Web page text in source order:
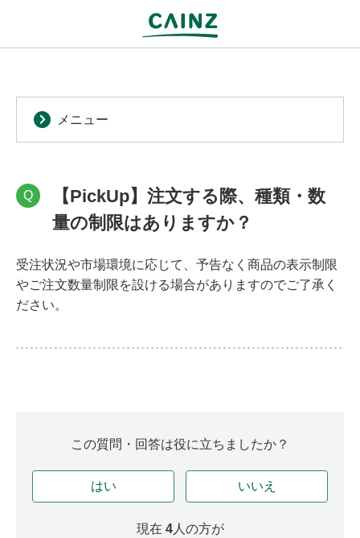
メニュー
Q
【PickUp】注文する際、種類・数
量の制限はありますか？
受注状況や市場環境に応じて、予告なく商品の表示制限
やご注文数量制限を設ける場合がありますのでご了承く
ださい。
この質問・回答は役に立ちましたか？
はい いいえ
現在 4人の方が